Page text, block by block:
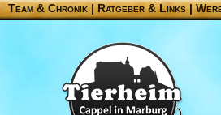
Team & Chronik |Ratgeber & Links|